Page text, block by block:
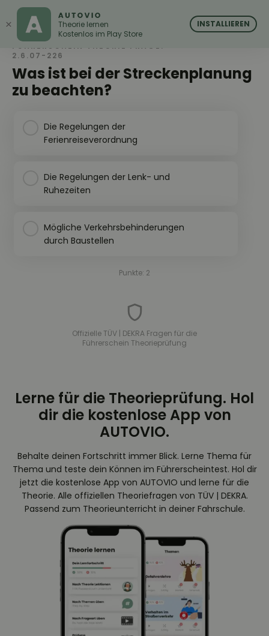
AUTOVIO
Was ist bei der Streckenplanung
zu beachten?
FÜHRERSCHEIN THEORIE FRAGE:
2.6.07-226
Die Regelungen der
Ferienreiseverordnung
Die Regelungen der Lenk- und
Ruhezeiten
Mögliche Verkehrsbehinderungen
durch Baustellen
Punkte: 2
Offizielle TÜV | DEKRA Fragen für die
Führerschein Theorieprüfung
Lerne für die Theorieprüfung. Hol
dir die kostenlose App von
AUTOVIO.
Behalte deinen Fortschritt immer Blick. Lerne Thema für
Thema und teste dein Können im Führerscheintest. Hol dir
jetzt die kostenlose App von AUTOVIO und lerne für die
Theorie. Alle offiziellen Theoriefragen von TÜV | DEKRA.
Passend zum Theorieunterricht in deiner Fahrschule.
× AUTOVIO
Theorie lernen
Kostenlos im Play Store
INSTALLIEREN